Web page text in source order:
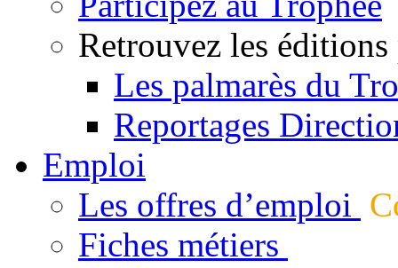
Retrouvez les éditions
Les palmarès du
Reportages
Emploi
Les offres d’emploi
Fiches métiers